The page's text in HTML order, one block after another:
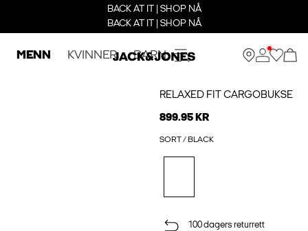
BACK AT IT | SHOP NÅ
BACK AT IT | SHOP NÅ
MENN KVINNER BARN
RELAXED FIT CARGOBUKSE
899.95 KR
SORT / BLACK
100 dagers returrett